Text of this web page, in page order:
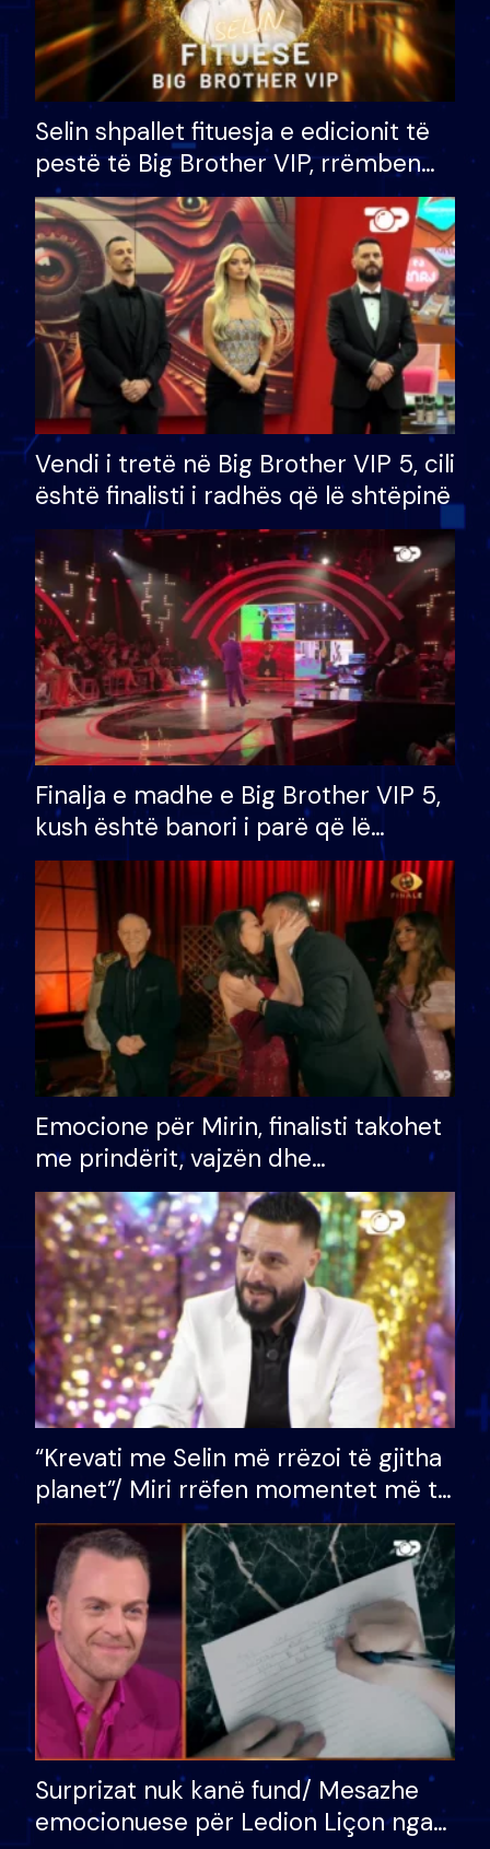
Selin shpallet fituesja e edicionit të
pestë të Big Brother VIP, rrëmben
çmimin e madh prej 100 mijë eurosh
Vendi i tretë në Big Brother VIP 5, cili
është finalisti i radhës që lë shtëpinë
Finalja e madhe e Big Brother VIP 5,
kush është banori i parë që lë
shtëpinë dhe humb mundësinë për
të fituar çmimin e madh
Emocione për Mirin, finalisti takohet
me prindërit, vajzën dhe
bashkëshorten: S’kemi ndonjë letër
divorci apo jo?
“Krevati me Selin më rrëzoi të gjitha
planet”/ Miri rrëfen momentet më të
bukura në shtëpinë e BB VIP: Do më
mungojë zilja e mëngjesit kur…
Surprizat nuk kanë fund/ Mesazhe
emocionuese për Ledion Liçon nga